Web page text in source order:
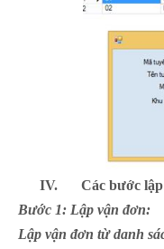
IV.
Các bước
Bước 1: Lập vận đơn:
Lập vận đơn từ danh